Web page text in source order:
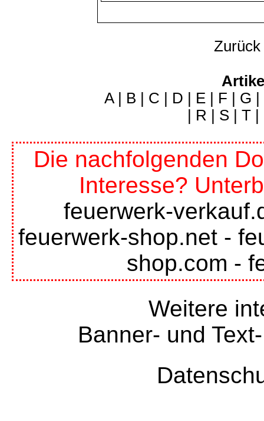
Zurück
A| B C D E| F G
R S| T|
Die nachfolgenden
Interesse?
feuerwerk-
feuerwerk-shop.net-
shop.com -
Weitere
Banner- und